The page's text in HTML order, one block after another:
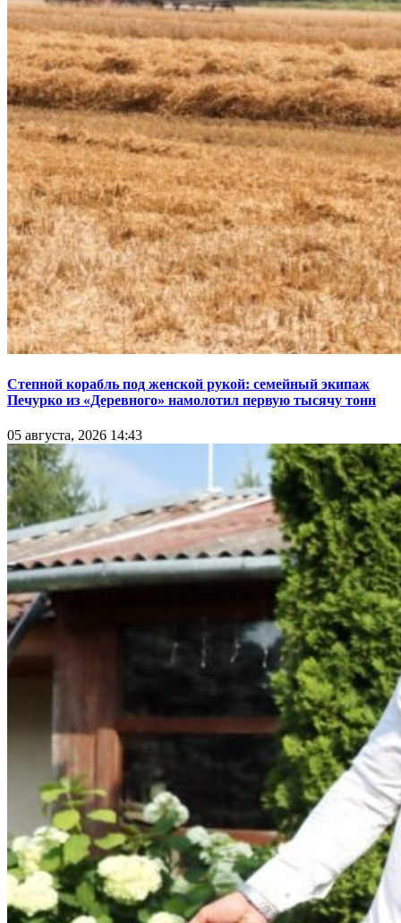
Степной корабль под женской рукой: семейный экипаж
Печурко из «Деревного» намолотил первую тысячу тонн
05 августа, 2026 14:43